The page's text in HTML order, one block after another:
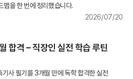
맵을 한 번에 정리했습니다.
2026/07/20
합격 – 직장인 실전 학습 루틴
사 필기를 3개월 만에 독학 합격한 실전